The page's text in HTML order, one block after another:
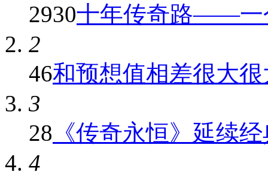
2930十年传奇路——一
2
46和预想值相差很大
3
28 《传奇永恒》延续
4